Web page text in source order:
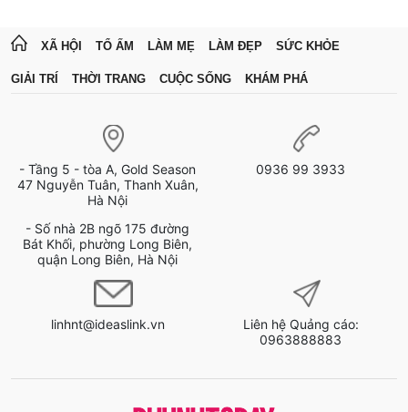
XÃ HỘI TỔ ẤM LÀM MẸ LÀM ĐẸP SỨC KHỎE
GIẢI TRÍ THỜI TRANG CUỘC SỐNG KHÁM PHÁ
- Tầng 5 - tòa A, Gold Season
47 Nguyễn Tuân, Thanh Xuân,
Hà Nội
- Số nhà 2B ngõ 175 đường
Bát Khối, phường Long Biên,
quận Long Biên, Hà Nội
0936 99 3933
linhnt@ideaslink.vn
Liên hệ Quảng cáo:
0963888883